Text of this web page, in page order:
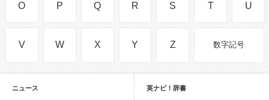
O P Q R S T U
V W X Y Z 数字記号
ニュース 英ナビ！辞書